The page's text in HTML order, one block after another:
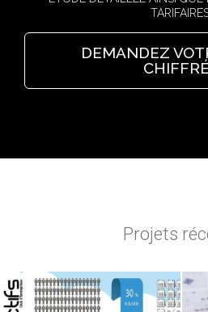
DEMANDEZ
Projets